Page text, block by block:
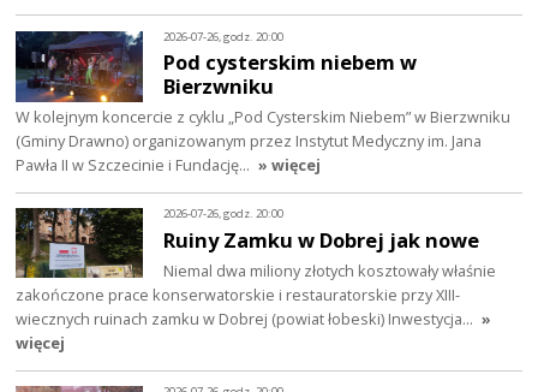
2026-07-26, godz. 20:00
Pod cysterskim niebem w
Bierzwniku
W kolejnym koncercie z cyklu „Pod Cysterskim Niebem” w Bierzwniku
(Gminy Drawno) organizowanym przez Instytut Medyczny im. Jana
Pawła II w Szczecinie i Fundację… » więcej
2026-07-26, godz. 20:00
Ruiny Zamku w Dobrej jak nowe
Niemal dwa miliony złotych kosztowały właśnie
zakończone prace konserwatorskie i restauratorskie przy XIII-
wiecznych ruinach zamku w Dobrej (powiat łobeski) Inwestycja… »
więcej